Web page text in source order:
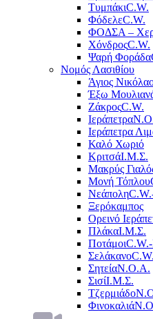
ΤυμπάκιC.W.
ΦόδελεC.W.
ΦΟΔΣΑ –
ΧόνδροςC.W.
Ψαρή Φοράδα
Νομός Λασιθίου
Άγιος
Έξω
ΖάκροςC.W.
Ιεράπετρα
Ιεράπετρα
Καλό Χωριό
ΚριτσάΙ.Μ.Σ.
Μακρύς
Μονή Τόπλου
Νεάπολη
Ξερόκαμπος
Ορεινό
ΠλάκαΙ.Μ.Σ.
Ποτάμοι
ΣελάκανοC.W.
ΣητείαΝ.Ο.Α.
ΣισίΙ.Μ.Σ.
Τζερμιάδο
Φινοκαλιά